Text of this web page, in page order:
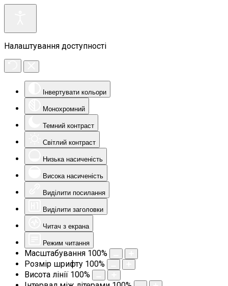
Налаштування доступності
Інвертувати кольори
Монохромний
Темний контраст
Світлий контраст
Низька насиченість
Висока насиченість
Виділити посилання
Виділити заголовки
Читач з екрана
Режим читання
Масштабування 100%
Розмір шрифту 100%
Висота лінії 100%